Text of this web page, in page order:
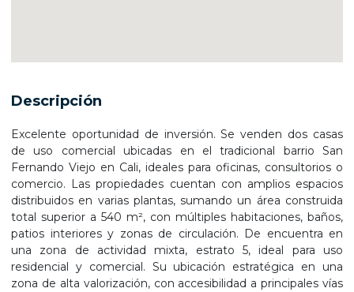
Descripción
Excelente oportunidad de inversión. Se venden dos casas
de uso comercial ubicadas en el tradicional barrio San
Fernando Viejo en Cali, ideales para oficinas, consultorios o
comercio. Las propiedades cuentan con amplios espacios
distribuidos en varias plantas, sumando un área construida
total superior a 540 m², con múltiples habitaciones, baños,
patios interiores y zonas de circulación. De encuentra en
una zona de actividad mixta, estrato 5, ideal para uso
residencial y comercial. Su ubicación estratégica en una
zona de alta valorización, con accesibilidad a principales vías